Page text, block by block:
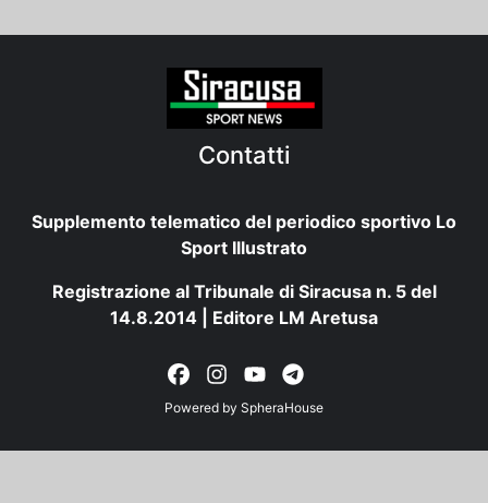
Contatti
Supplemento telematico del periodico sportivo Lo
Sport Illustrato
Registrazione al Tribunale di Siracusa n. 5 del
14.8.2014 | Editore LM Aretusa
Powered by SpheraHouse